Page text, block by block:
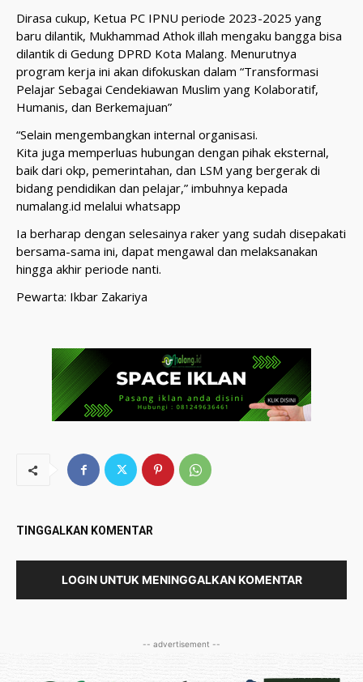
Dirasa cukup, Ketua PC IPNU periode 2023-2025 yang
baru dilantik, Mukhammad Athok illah mengaku bangga bisa
dilantik di Gedung DPRD Kota Malang. Menurutnya
program kerja ini akan difokuskan dalam “Transformasi
Pelajar Sebagai Cendekiawan Muslim yang Kolaboratif,
Humanis, dan Berkemajuan”
“Selain mengembangkan internal organisasi.
Kita juga memperluas hubungan dengan pihak eksternal,
baik dari okp, pemerintahan, dan LSM yang bergerak di
bidang pendidikan dan pelajar,” imbuhnya kepada
numalang.id melalui whatsapp
Ia berharap dengan selesainya raker yang sudah disepakati
bersama-sama ini, dapat mengawal dan melaksanakan
hingga akhir periode nanti.
Pewarta: Ikbar Zakariya
TINGGALKAN KOMENTAR
LOGIN UNTUK MENINGGALKAN KOMENTAR
-- advertisement --